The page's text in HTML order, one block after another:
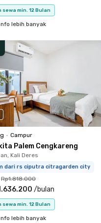
sewa min. 12 Bulan
lebih banyak
• Campur
Palem Cengkareng
Kali Deres
dari rs ciputra citragarden city
Rp1.818.000
/bulan
sewa min. 12 Bulan
lebih banyak